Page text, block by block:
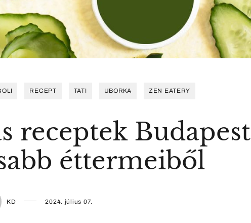
RECEPT TATI UBORKA ZEN EATERY
receptek Budapest
éttermeiből
KD 2024. július 07.